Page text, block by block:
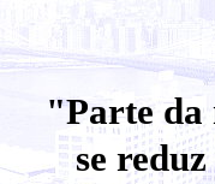
"Parte da
se